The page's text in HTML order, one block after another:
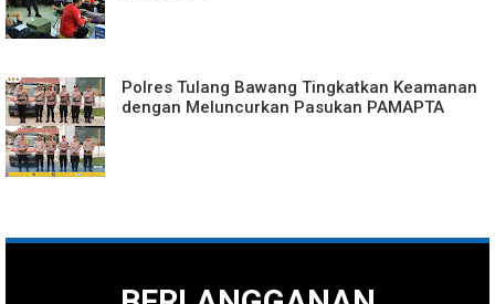
Polres Tulang Bawang Tingkatkan Keamanan
dengan Meluncurkan Pasukan PAMAPTA